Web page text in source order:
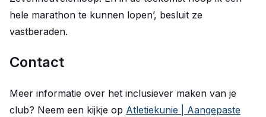
hele marathon te kunnen lopen’, besluit ze
vastberaden.
Contact
Meer informatie over het inclusiever maken van je
club? Neem een kijkje op Atletiekunie | Aangepaste